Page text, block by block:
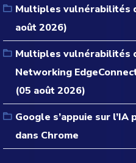
Multiples vulnérabilités
août 2026)
Multiples vulnérabilités
Networking
(05 août 2026)
Google s’appuie sur
dans Chrome